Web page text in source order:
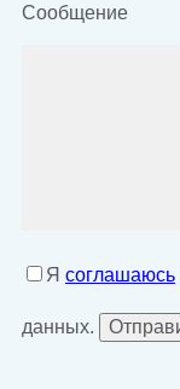
Сообщение
Я соглашаюсь
данных.